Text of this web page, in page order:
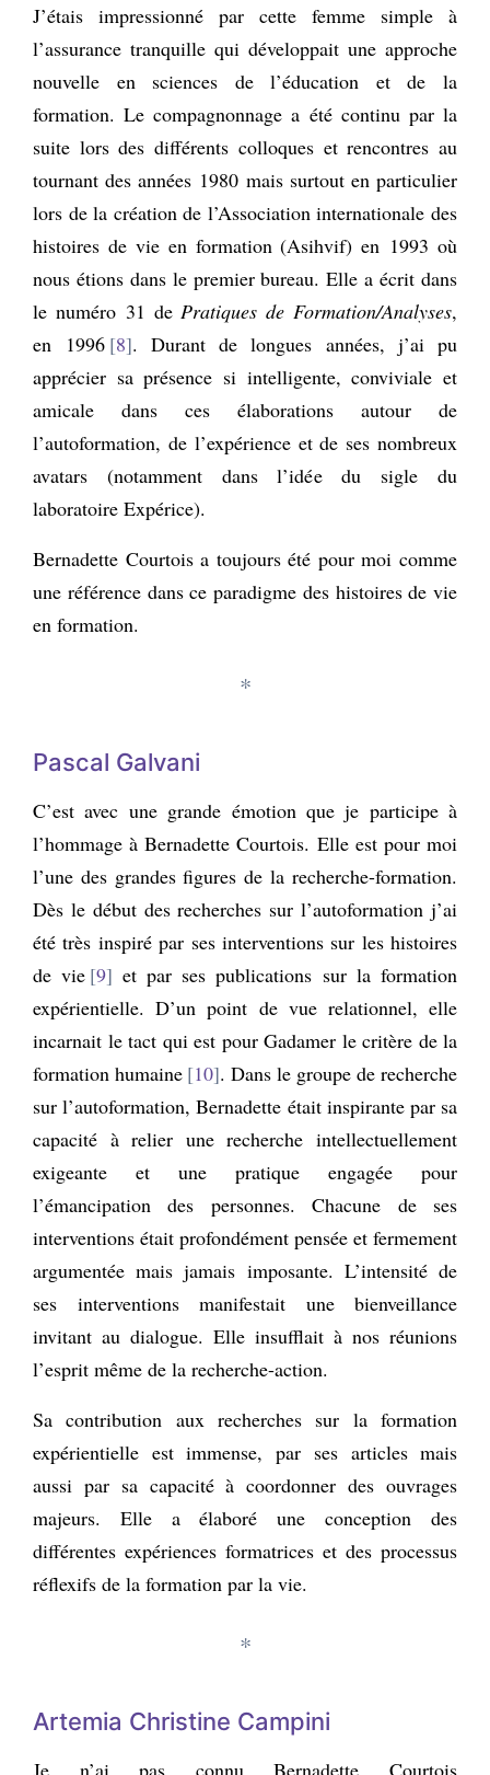
J’étais impressionné par cette femme simple à
l’assurance tranquille qui développait une approche
nouvelle en sciences de l’éducation et de la
formation. Le compagnonnage a été continu par la
suite lors des différents colloques et rencontres au
tournant des années 1980 mais surtout en particulier
lors de la création de l’Association internationale des
histoires de vie en formation (Asihvif) en 1993 où
nous étions dans le premier bureau. Elle a écrit dans
le numéro 31 de Pratiques de Formation/Analyses,
en 1996 8 . Durant de longues années, j’ai pu
apprécier sa présence si intelligente, conviviale et
amicale dans ces élaborations autour de
l’autoformation, de l’expérience et de ses nombreux
avatars (notamment dans l’idée du sigle du
laboratoire Expérice).
Bernadette Courtois a toujours été pour moi comme
une référence dans ce paradigme des histoires de vie
en formation.
*
Pascal Galvani
C’est avec une grande émotion que je participe à
l’hommage à Bernadette Courtois. Elle est pour moi
l’une des grandes figures de la recherche-formation.
Dès le début des recherches sur l’autoformation j’ai
été très inspiré par ses interventions sur les histoires
de vie 9
et par ses publications sur la formation
expérientielle. D’un point de vue relationnel, elle
incarnait le tact qui est pour Gadamer le critère de la
formation humaine 10 . Dans le groupe de recherche
sur l’autoformation, Bernadette était inspirante par sa
capacité à relier une recherche intellectuellement
exigeante et une pratique engagée pour
l’émancipation des personnes. Chacune de ses
interventions était profondément pensée et fermement
argumentée mais jamais imposante. L’intensité de
ses interventions manifestait une bienveillance
invitant au dialogue. Elle insufflait à nos réunions
l’esprit même de la recherche-action.
Sa contribution aux recherches sur la formation
expérientielle est immense, par ses articles mais
aussi par sa capacité à coordonner des ouvrages
majeurs. Elle a élaboré une conception des
différentes expériences formatrices et des processus
réflexifs de la formation par la vie.
*
Artemia Christine Campini
Je n’ai pas connu Bernadette Courtois